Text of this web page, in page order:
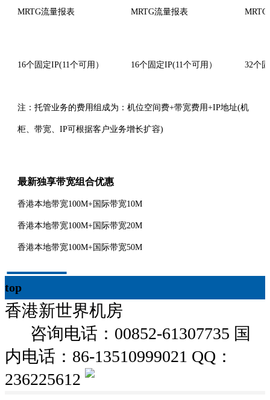
MRTG流量报表 MRTG流量报表
16个固定IP(11个可用） 16个固定IP(11个可用） 32个
注：托管业务的费用组成为：机位空间费+带宽费用+IP地址(机
柜、带宽、IP可根据客户业务增长扩容)
最新独享带宽组合优惠
香港本地带宽100M+国际带宽10M
香港本地带宽100M+国际带宽20M
香港本地带宽100M+国际带宽50M
top
香港新世界机房
咨询电话：00852-61307735 国
内电话：86-13510999021 QQ：
236225612